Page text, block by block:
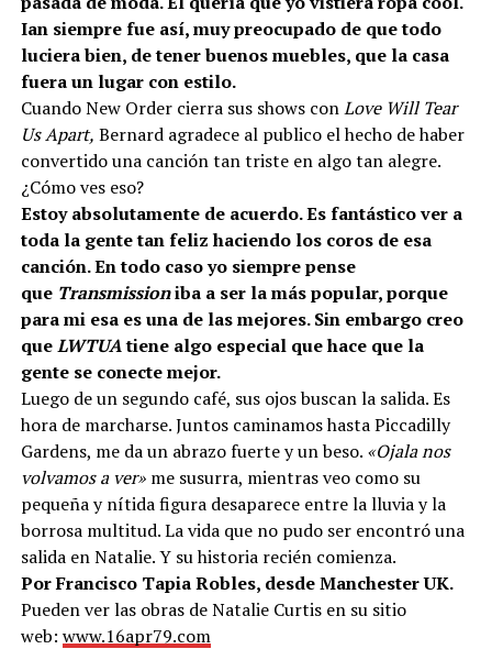
Ian siempre fue así, muy preocupado de que todo
luciera bien, de tener buenos muebles, que la casa
fuera un lugar con estilo.
Cuando New Order cierra sus shows conLove Will Tear
Us Apart, Bernard agradece al publico el hecho de haber
convertido una canción tan triste en algo tan alegre.
¿Cómo ves eso?
Estoy absolutamente de acuerdo. Es fantástico ver a
toda la gente tan feliz haciendo los coros de esa
canción. En todo caso yo siempre pense
que Transmissioniba a ser la más popular, porque
para mi esa es una de las mejores. Sin embargo creo
queLWTUAtiene algo especial que hace que la
gente se conecte mejor.
Luego de un segundo café, sus ojos buscan la salida. Es
hora de marcharse. Juntos caminamos hasta Piccadilly
Gardens, me da un abrazo fuerte y un beso. «Ojala nos
volvamos a ver»me susurra, mientras veo como su
pequeña y nítida figura desaparece entre la lluvia y la
borrosa multitud. La vida que no pudo ser encontró una
salida en Natalie. Y su historia recién comienza.
Por Francisco Tapia Robles, desde Manchester UK.
Pueden ver las obras de Natalie Curtis en su sitio
web: www.16apr79.com